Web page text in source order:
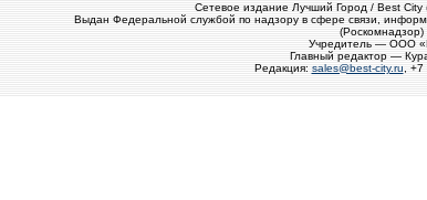
Сетевое издание Лучший Город / Best City
Выдан Федеральной службой по надзору в сфере связи,
(Роскомнадзор)
Учредитель — ООО
Главный редактор —
Редакция: sales@best-city.ru ,